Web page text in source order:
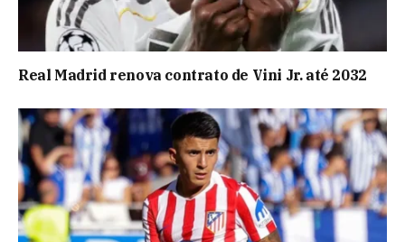
Real Madrid renova contrato de Vini Jr. até 2032